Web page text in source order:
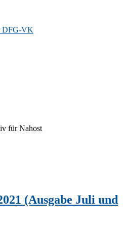
DFG-VK
für Nahost
(Ausgabe Juli und